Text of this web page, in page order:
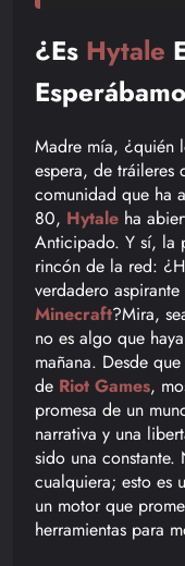
¿Es Hytale
Madre mía, ¿quién
espera, de tráileres
comunidad que ha
80, Hytale ha
Anticipado. Y sí, la
rincón de la red:
verdadero
Minecraft?Mira,
no es algo que
mañana. Desde que
de Riot Games,
promesa de un
narrativa y una
sido una
cualquiera; esto es
un motor que
herramientas para